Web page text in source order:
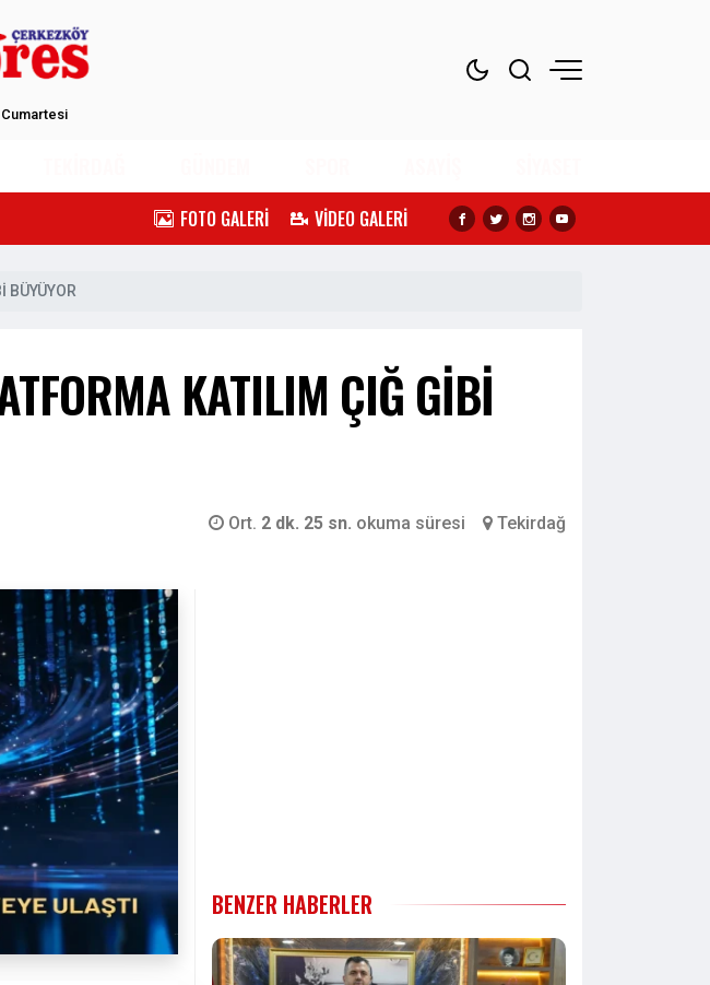
FOTO GALERİ VİDEO GALERİ
BÜYÜYOR
KATILIM ÇIĞ GİBİ
Ort. 2 dk. 25 sn. okuma süresi Tekirdağ
BENZER HABERLER